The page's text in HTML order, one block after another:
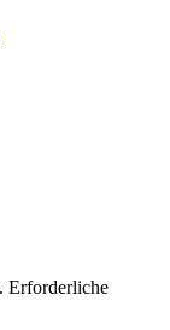
Erforderliche